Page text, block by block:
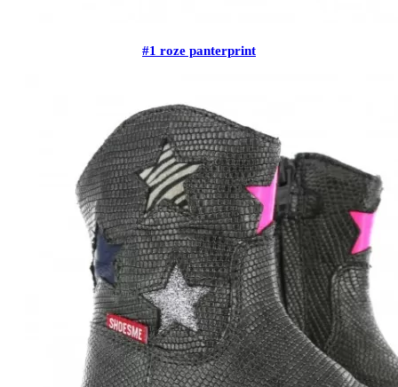
#1 roze panterprint